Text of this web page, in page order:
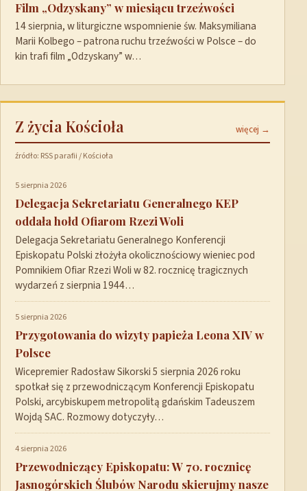
Film „Odzyskany” w miesiącu trzeźwości
14 sierpnia, w liturgiczne wspomnienie św. Maksymiliana
Marii Kolbego – patrona ruchu trzeźwości w Polsce – do
kin trafi film „Odzyskany” w…
Z życia Kościoła więcej →
źródło: RSS parafii / Kościoła
5 sierpnia 2026
Delegacja Sekretariatu Generalnego KEP
oddała hołd Ofiarom Rzezi Woli
Delegacja Sekretariatu Generalnego Konferencji
Episkopatu Polski złożyła okolicznościowy wieniec pod
Pomnikiem Ofiar Rzezi Woli w 82. rocznicę tragicznych
wydarzeń z sierpnia 1944…
5 sierpnia 2026
Przygotowania do wizyty papieża Leona XIV w
Polsce
Wicepremier Radosław Sikorski 5 sierpnia 2026 roku
spotkał się z przewodniczącym Konferencji Episkopatu
Polski, arcybiskupem metropolitą gdańskim Tadeuszem
Wojdą SAC. Rozmowy dotyczyły…
4 sierpnia 2026
Przewodniczący Episkopatu: W 70. rocznicę
Jasnogórskich Ślubów Narodu skierujmy nasze